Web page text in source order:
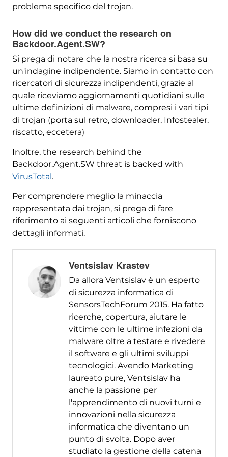
problema specifico del trojan.
How did we conduct the research on
Backdoor.Agent.SW?
Si prega di notare che la nostra ricerca si basa su
un'indagine indipendente. Siamo in contatto con
ricercatori di sicurezza indipendenti, grazie al
quale riceviamo aggiornamenti quotidiani sulle
ultime definizioni di malware, compresi i vari tipi
di trojan (porta sul retro, downloader, Infostealer,
riscatto, eccetera)
Inoltre, the research behind the
Backdoor.Agent.SW threat is backed with
VirusTotal .
Per comprendere meglio la minaccia
rappresentata dai trojan, si prega di fare
riferimento ai seguenti articoli che forniscono
dettagli informati.
Ventsislav Krastev
Da allora Ventsislav è un esperto
di sicurezza informatica di
SensorsTechForum 2015. Ha fatto
ricerche, copertura, aiutare le
vittime con le ultime infezioni da
malware oltre a testare e rivedere
il software e gli ultimi sviluppi
tecnologici. Avendo Marketing
laureato pure, Ventsislav ha
anche la passione per
l'apprendimento di nuovi turni e
innovazioni nella sicurezza
informatica che diventano un
punto di svolta. Dopo aver
studiato la gestione della catena